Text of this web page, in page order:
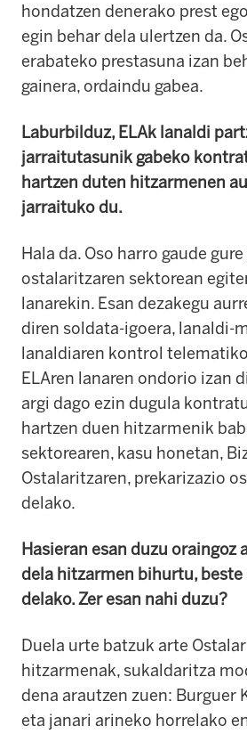
hondatzen denerako prest
egin behar dela ulertzen da.
erabateko prestasuna izan
gainera, ordaindu gabea.
Laburbilduz, ELAk lanaldi
jarraitutasunik gabeko
hartzen duten hitzarmenen
jarraituko du.
Hala da. Oso harro gaude
ostalaritzaren sektorean
lanarekin. Esan dezakegu
diren soldata-igoera, lanaldi-
lanaldiaren kontrol
ELAren lanaren ondorio izan
argi dago ezin dugula
hartzen duen hitzarmenik
sektorearen, kasu honetan,
Ostalaritzaren, prekarizazio
delako.
Hasieran esan duzu oraingoz
dela hitzarmen bihurtu, beste
delako. Zer esan nahi duzu?
Duela urte batzuk arte
hitzarmenak, sukaldaritza
dena arautzen zuen: Burguer
eta janari arineko horrelako